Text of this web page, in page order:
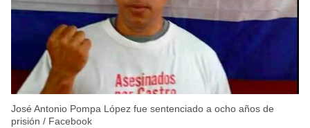
José Antonio Pompa López fue sentenciado a ocho años de
prisión / Facebook